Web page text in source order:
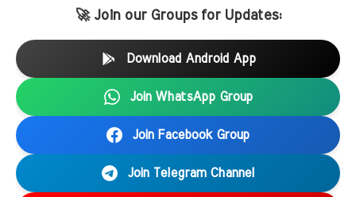
🚀 Join our Groups for Updates:
Download Android App
Join WhatsApp Group
Join Facebook Group
Join Telegram Channel